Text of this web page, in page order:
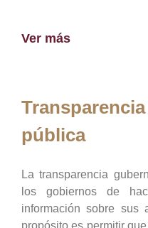
Ver más
pública
La transparencia
los gobiernos de
información sobre sus
propósito es permitir